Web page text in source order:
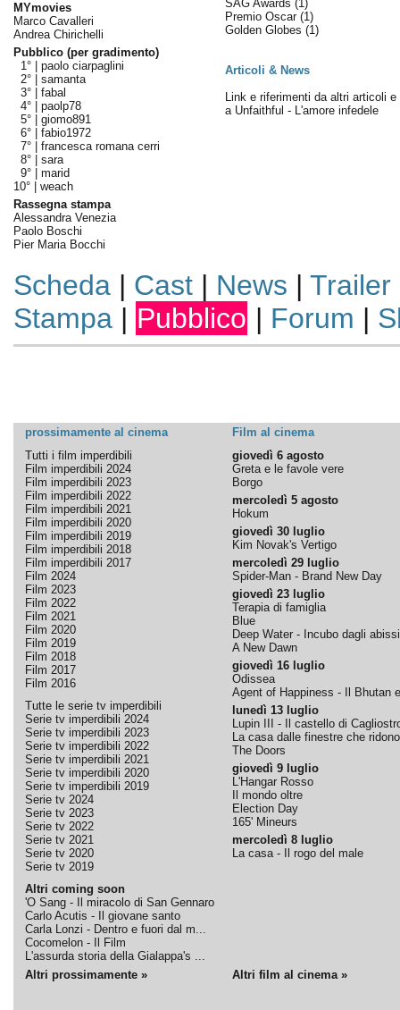
MYmovies
Marco Cavalleri
Andrea Chirichelli
Pubblico (per gradimento)
1° | paolo ciarpaglini
2° | samanta
3° | fabal
4° | paolp78
5° | giomo891
6° | fabio1972
7° | francesca romana cerri
8° | sara
9° | marid
10° | weach
Rassegna stampa
Alessandra Venezia
Paolo Boschi
Pier Maria Bocchi
SAG Awards (1)
Premio Oscar (1)
Golden Globes (1)
Articoli & News
Link e riferimenti da altri articoli e
a Unfaithful - L'amore infedele
Scheda| Cast| News | Trailer
Stampa| Pubblico | Forum |
prossimamente al cinema
Film al cinema
Tutti i film imperdibili
Film imperdibili 2024
Film imperdibili 2023
Film imperdibili 2022
Film imperdibili 2021
Film imperdibili 2020
Film imperdibili 2019
Film imperdibili 2018
Film imperdibili 2017
Film 2024
Film 2023
Film 2022
Film 2021
Film 2020
Film 2019
Film 2018
Film 2017
Film 2016
Tutte le serie tv imperdibili
Serie tv imperdibili 2024
Serie tv imperdibili 2023
Serie tv imperdibili 2022
Serie tv imperdibili 2021
Serie tv imperdibili 2020
Serie tv imperdibili 2019
Serie tv 2024
Serie tv 2023
Serie tv 2022
Serie tv 2021
Serie tv 2020
Serie tv 2019
Altri coming soon
'O Sang - Il miracolo di San Gennaro
Carlo Acutis - Il giovane santo
Carla Lonzi - Dentro e fuori dal m...
Cocomelon - Il Film
L'assurda storia della Gialappa's ...
giovedì 6 agosto
Greta e le favole vere
Borgo
mercoledì 5 agosto
Hokum
giovedì 30 luglio
Kim Novak's Vertigo
mercoledì 29 luglio
Spider-Man - Brand New Day
giovedì 23 luglio
Terapia di famiglia
Blue
Deep Water - Incubo dagli abissi
A New Dawn
giovedì 16 luglio
Odissea
Agent of Happiness - Il Bhutan
lunedì 13 luglio
Lupin III - Il castello di
La casa dalle finestre che ridono
The Doors
giovedì 9 luglio
L'Hangar Rosso
Il mondo oltre
Election Day
165' Mineurs
mercoledì 8 luglio
La casa - Il rogo del male
Altri prossimamente » Altri film al cinema »